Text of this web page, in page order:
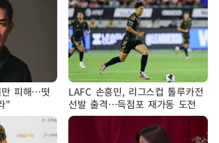
피해…떳
"
LAFC 손흥민, 리그스컵 톨루카전
선발 출격…득점포 재가동 도전